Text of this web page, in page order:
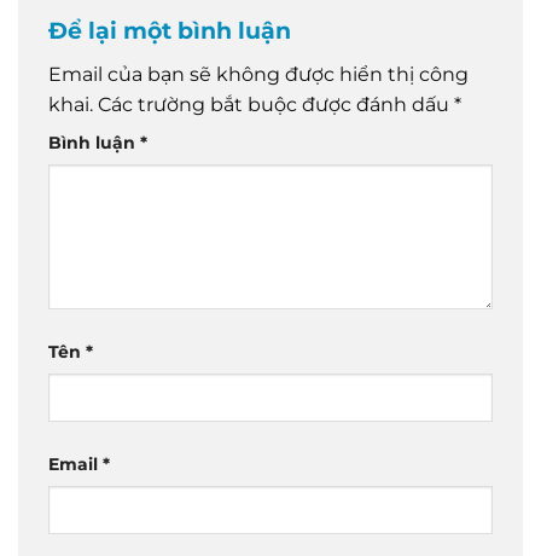
Để lại một bình luận
Email của bạn sẽ không được hiển thị công
khai. Các trường bắt buộc được đánh dấu *
Bình luận *
Tên *
Email *